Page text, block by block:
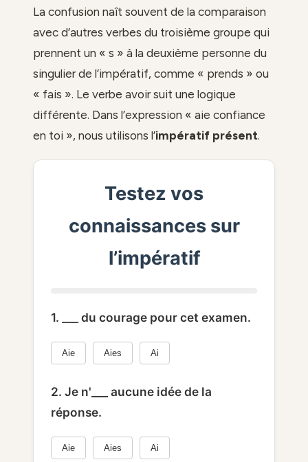
La confusion naît souvent de la comparaison
avec d’autres verbes du troisième groupe qui
prennent un « s » à la deuxième personne du
singulier de l’impératif, comme « prends » ou
« fais ». Le verbe avoir suit une logique
différente. Dans l’expression « aie confiance
en toi », nous utilisons l’impératif présent.
Testez vos
connaissances sur
l’impératif
1. ___ du courage pour cet examen.
Aie Aies Ai
2. Je n'___ aucune idée de la
réponse.
Aie Aies Ai